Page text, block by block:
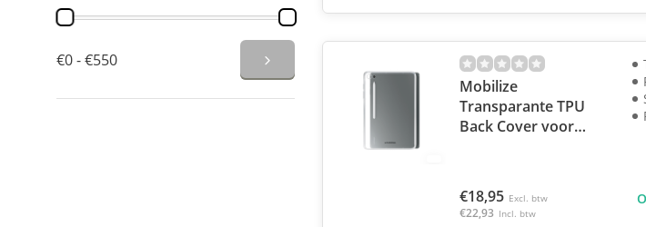
€0 - €550
Mobilize
Transparante TPU
Back Cover voor
€18,95 Excl. btw
€22,93 Incl. btw